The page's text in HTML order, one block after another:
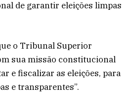
de garantir eleições limpas
o Tribunal Superior
sua missão constitucional
e fiscalizar as eleições, para
e transparentes”.